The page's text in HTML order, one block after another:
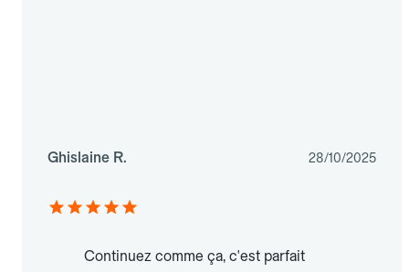
Ghislaine R. 28/10/2025
Continuez comme ça, c'est parfait